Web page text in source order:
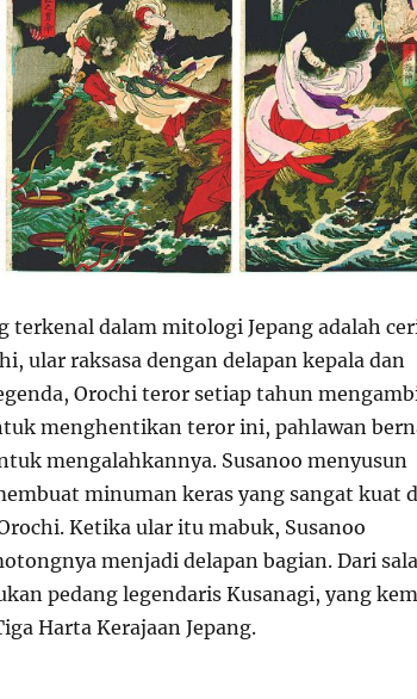
terkenal dalam mitologi Jepang adalah
ular raksasa dengan delapan kepala dan
Orochi teror setiap tahun
menghentikan teror ini, pahlawan
mengalahkannya. Susanoo menyusun
minuman keras yang sangat kuat
Ketika ular itu mabuk, Susanoo
menjadi delapan bagian. Dari
pedang legendaris Kusanagi, yang
Harta Kerajaan Jepang.